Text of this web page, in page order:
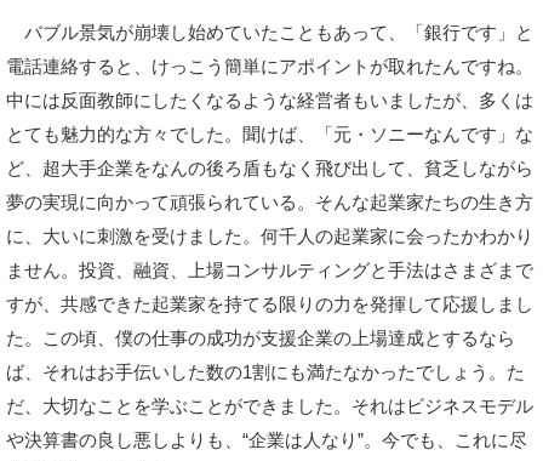
バブル景気が崩壊し始めていたこともあって、「銀行です」と
電話連絡すると、けっこう簡単にアポイントが取れたんですね。
中には反面教師にしたくなるような経営者もいましたが、多くは
とても魅力的な方々でした。聞けば、「元・ソニーなんです」な
ど、超大手企業をなんの後ろ盾もなく飛び出して、貧乏しながら
夢の実現に向かって頑張られている。そんな起業家たちの生き方
に、大いに刺激を受けました。何千人の起業家に会ったかわかり
ません。投資、融資、上場コンサルティングと手法はさまざまで
すが、共感できた起業家を持てる限りの力を発揮して応援しまし
た。この頃、僕の仕事の成功が支援企業の上場達成とするなら
ば、それはお手伝いした数の1割にも満たなかったでしょう。た
だ、大切なことを学ぶことができました。それはビジネスモデル
や決算書の良し悪しよりも、“企業は人なり”。今でも、これに尽